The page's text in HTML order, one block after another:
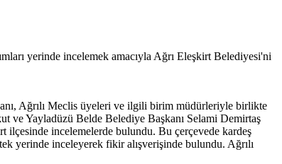
yerinde incelemek amacıyla Ağrı Eleşkirt Belediyesi'ni
Ağrılı Meclis üyeleri ve ilgili birim müdürleriyle birlikte
ve Yayladüzü Belde Belediye Başkanı Selami Demirtaş
ilçesinde incelemelerde bulundu. Bu çerçevede kardeş
yerinde inceleyerek fikir alışverişinde bulundu. Ağrılı